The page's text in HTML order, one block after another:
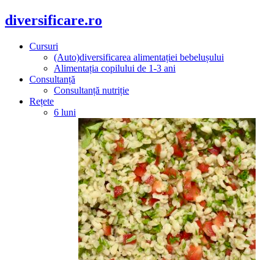
diversificare.ro
Cursuri
(Auto)diversificarea alimentației bebelușului
Alimentația copilului de 1-3 ani
Consultanță
Consultanță nutriție
Rețete
6 luni